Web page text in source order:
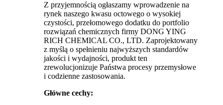
Z przyjemnością ogłaszamy wprowadzenie na
rynek naszego kwasu octowego o wysokiej
czystości, przełomowego dodatku do portfolio
rozwiązań chemicznych firmy DONG YING
RICH CHEMICAL CO., LTD. Zaprojektowany
z myślą o spełnieniu najwyższych standardów
jakości i wydajności, produkt ten
zrewolucjonizuje Państwa procesy przemysłowe
i codzienne zastosowania.
Główne cechy: